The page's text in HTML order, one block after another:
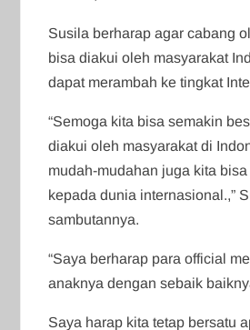
Susila berharap agar cabang
bisa diakui oleh masyarakat
dapat merambah ke tingkat
“Semoga kita bisa semakin
diakui oleh masyarakat di
mudah-mudahan juga kita
kepada dunia internasional.,”
sambutannya.
“Saya berharap para official
anaknya dengan sebaik
Saya harap kita tetap bersatu